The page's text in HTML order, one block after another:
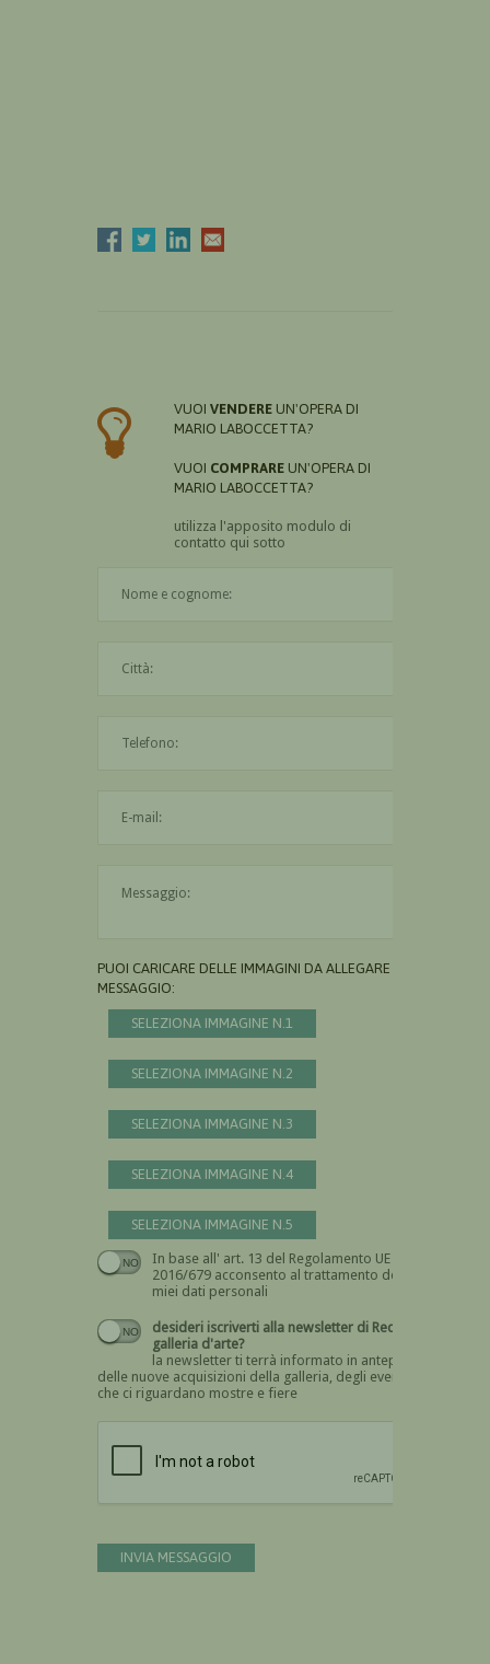
VUOI VENDERE UN'OPERA DI
MARIO LABOCCETTA?
VUOI COMPRARE UN'OPERA DI
MARIO LABOCCETTA?
utilizza l'apposito modulo di
contatto qui sotto
PUOI CARICARE DELLE IMMAGINI DA ALLEGARE AL
MESSAGGIO:
SELEZIONA IMMAGINE N.1
SELEZIONA IMMAGINE N.2
SELEZIONA IMMAGINE N.3
SELEZIONA IMMAGINE N.4
SELEZIONA IMMAGINE N.5
In base all' art. 13 del Regolamento UE n.
2016/679 acconsento al trattamento dei
miei dati personali
Devi dare il consenso
desideri iscriverti alla newsletter di Recta
galleria d'arte?
la newsletter ti terrà informato in anteprima
delle nuove acquisizioni della galleria, degli eventi
che ci riguardano mostre e fiere
INVIA MESSAGGIO